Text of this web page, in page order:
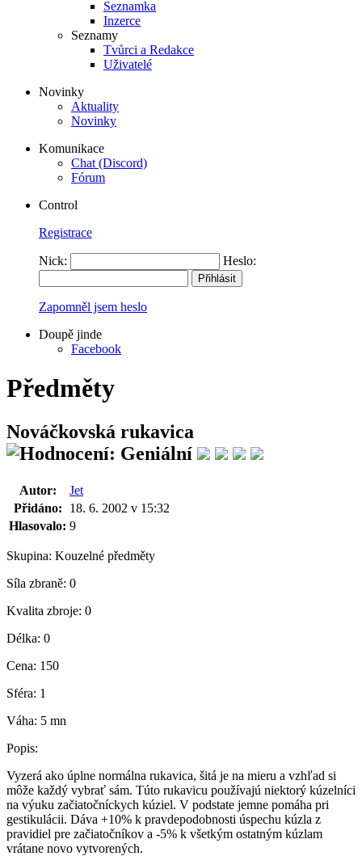
Seznamka
Inzerce
Seznamy
Tvůrci a Redakce
Uživatelé
Novinky
Aktuality
Novinky
Komunikace
Chat (Discord)
Fórum
Control
Registrace
Nick: Heslo:
Zapomněl jsem heslo
Doupě jinde
Facebook
Předměty
Nováčkovská rukavica
Autor:
Jet
Přidáno:
18. 6. 2002 v 15:32
Hlasovalo: 9
Skupina: Kouzelné předměty
Síla zbraně: 0
Kvalita zbroje: 0
Délka: 0
Cena: 150
Sféra: 1
Váha: 5 mn
Popis:
Vyzerá ako úplne normálna rukavica, šitá je na mieru a vzhľad si
môže každý vybrať sám. Túto rukavicu používajú niektorý kúzelníci
na výuku začiatočníckych kúziel. V podstate jemne pomáha pri
gestikulácii. Dáva +10% k pravdepodobnosti úspechu kúzla z
pravidiel pre začiatočníkov a -5% k všetkým ostatným kúzlam
vrátane novo vytvorených.